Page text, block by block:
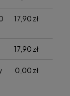
17,90 zł
17,90 zł
0,00 zł